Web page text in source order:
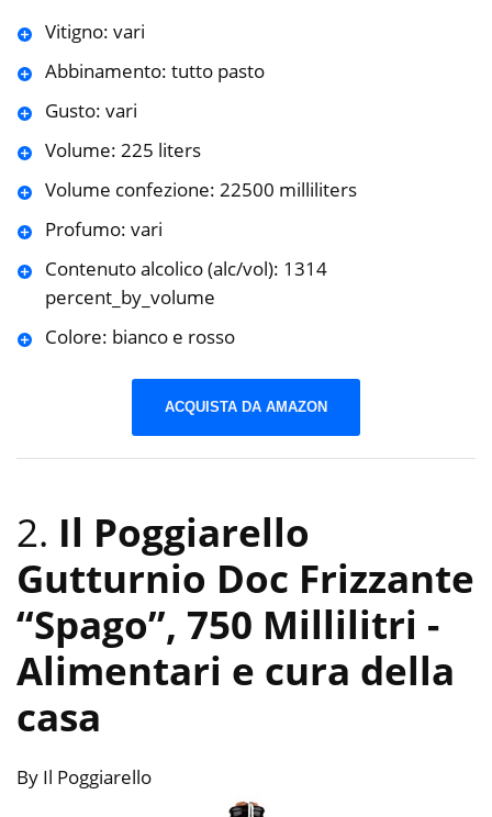
Vitigno: vari
Abbinamento: tutto pasto
Gusto: vari
Volume: 225 liters
Volume confezione: 22500 milliliters
Profumo: vari
Contenuto alcolico (alc/vol): 1314
percent_by_volume
Colore: bianco e rosso
ACQUISTA DA AMAZON
2. Il Poggiarello
Gutturnio Doc Frizzante
“Spago”, 750 Millilitri -
Alimentari e cura della
casa
By Il Poggiarello